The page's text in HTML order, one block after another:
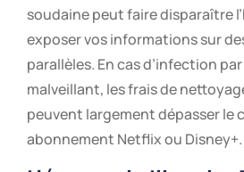
soudaine peut faire disparaître
exposer vos informations sur
parallèles. En cas d’infection
malveillant, les frais de
peuvent largement dépasser le
abonnement Netflix ou Disney+.